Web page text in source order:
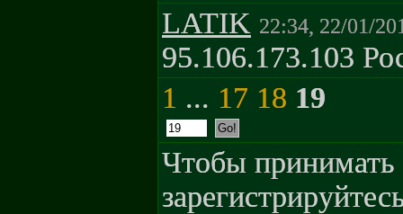
LATIK 22:34, 22/01/
95.106.173.103
1 ... 17 18 19
Чтобы принимать